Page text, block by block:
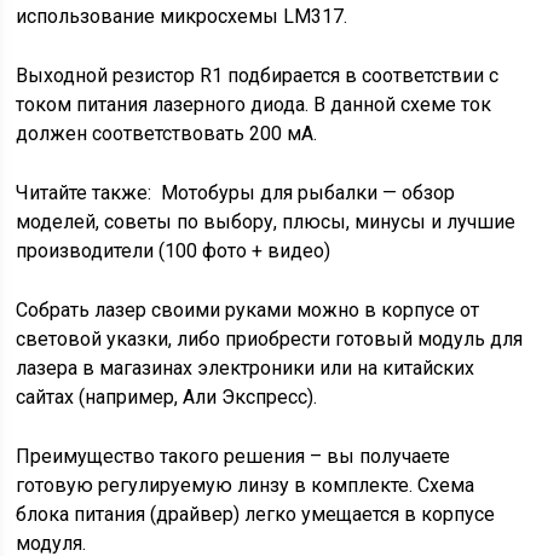
использование микросхемы LM317.
Выходной резистор R1 подбирается в соответствии с
током питания лазерного диода. В данной схеме ток
должен соответствовать 200 мА.
Читайте также: Мотобуры для рыбалки — обзор
моделей, советы по выбору, плюсы, минусы и лучшие
производители (100 фото + видео)
Собрать лазер своими руками можно в корпусе от
световой указки, либо приобрести готовый модуль для
лазера в магазинах электроники или на китайских
сайтах (например, Али Экспресс).
Преимущество такого решения – вы получаете
готовую регулируемую линзу в комплекте. Схема
блока питания (драйвер) легко умещается в корпусе
модуля.